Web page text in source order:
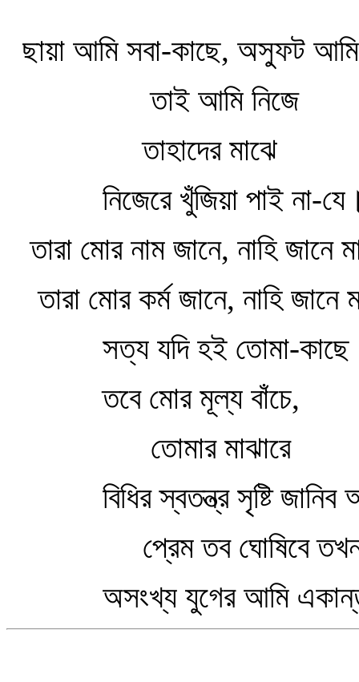
ছায়া আমি সবা-কাছে, অস্ফুট
তাই আমি নিজে
তাহাদের মাঝে
নিজেরে খুঁজিয়া পাই না-
তারা মোর নাম জানে, নাহি জানে
তারা মোর কর্ম জানে, নাহি জানে
সত্য যদি হই তোমা-কাছে
তবে মোর মূল্য বাঁচে,
তোমার মাঝারে
বিধির স্বতন্ত্র সৃষ্টি জানিব
প্রেম তব ঘোষিবে
অসংখ্য যুগের আমি